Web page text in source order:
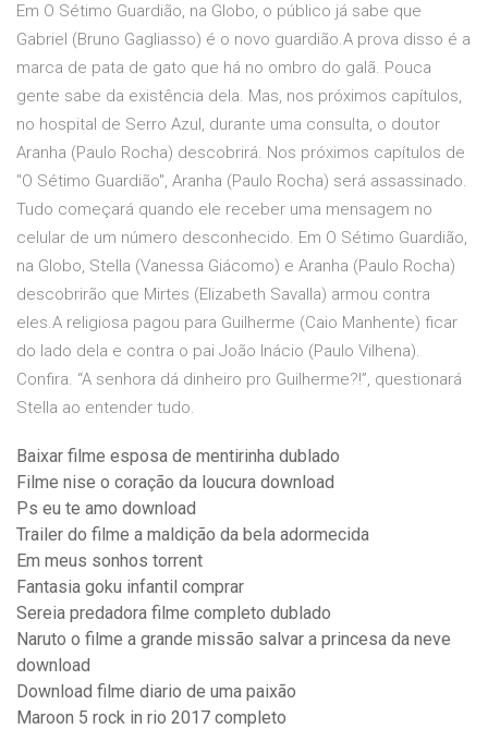
Em O Sétimo Guardião, na Globo, o público já sabe que
Gabriel (Bruno Gagliasso) é o novo guardião.A prova disso é a
marca de pata de gato que há no ombro do galã. Pouca
gente sabe da existência dela. Mas, nos próximos capítulos,
no hospital de Serro Azul, durante uma consulta, o doutor
Aranha (Paulo Rocha) descobrirá. Nos próximos capítulos de
"O Sétimo Guardião", Aranha (Paulo Rocha) será assassinado.
Tudo começará quando ele receber uma mensagem no
celular de um número desconhecido. Em O Sétimo Guardião,
na Globo, Stella (Vanessa Giácomo) e Aranha (Paulo Rocha)
descobrirão que Mirtes (Elizabeth Savalla) armou contra
eles.A religiosa pagou para Guilherme (Caio Manhente) ficar
do lado dela e contra o pai João Inácio (Paulo Vilhena).
Confira. “A senhora dá dinheiro pro Guilherme?!”, questionará
Stella ao entender tudo.
Baixar filme esposa de mentirinha dublado
Filme nise o coração da loucura download
Ps eu te amo download
Trailer do filme a maldição da bela adormecida
Em meus sonhos torrent
Fantasia goku infantil comprar
Sereia predadora filme completo dublado
Naruto o filme a grande missão salvar a princesa da neve
download
Download filme diario de uma paixão
Maroon 5 rock in rio 2017 completo